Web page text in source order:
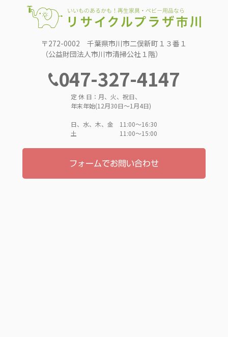
〒272-0002 千葉県市川市二俣新町１３番１
（公益財団法人市川市清掃公社１階）
047-327-4147
定 休 日：月、火、祝日、
年末年始(12月30日～1月4日)
日、水、木、金 11:00〜16:30
土 11:00〜15:00
フォームでお問い合わせ